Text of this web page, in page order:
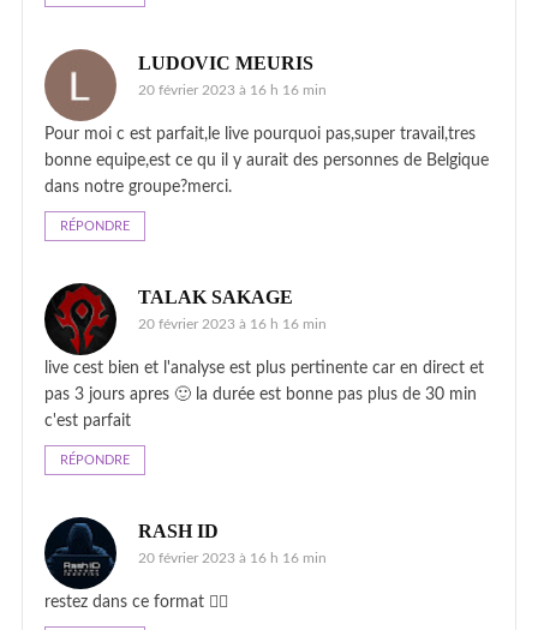
LUDOVIC MEURIS
20 février 2023 à 16 h 16 min
Pour moi c est parfait,le live pourquoi pas,super travail,tres
bonne equipe,est ce qu il y aurait des personnes de Belgique
dans notre groupe?merci.
RÉPONDRE
TALAK SAKAGE
20 février 2023 à 16 h 16 min
live cest bien et l'analyse est plus pertinente car en direct et
pas 3 jours apres 🙂 la durée est bonne pas plus de 30 min
c'est parfait
RÉPONDRE
RASH ID
20 février 2023 à 16 h 16 min
restez dans ce format 👌🏻